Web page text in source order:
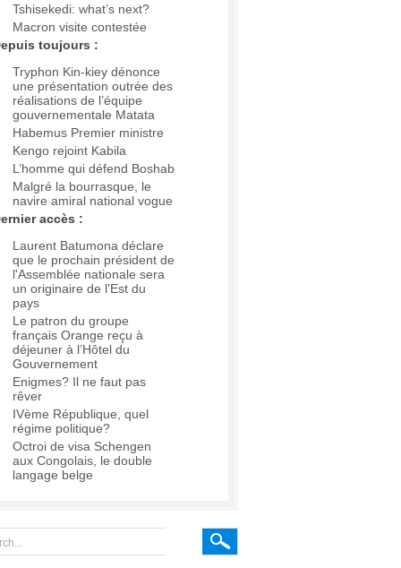
Tshisekedi: what’s next?
Macron visite contestée
toujours :
Tryphon Kin-kiey dénonce
une présentation outrée des
réalisations de l’équipe
gouvernementale Matata
Habemus Premier ministre
Kengo rejoint Kabila
L’homme qui défend Boshab
Malgré la bourrasque, le
navire amiral national vogue
accès :
Laurent Batumona déclare
que le prochain président de
l'Assemblée nationale sera
un originaire de l'Est du
pays
Le patron du groupe
français Orange reçu à
déjeuner à l’Hôtel du
Gouvernement
Enigmes? Il ne faut pas
rêver
IVème République, quel
régime politique?
Octroi de visa Schengen
aux Congolais, le double
langage belge